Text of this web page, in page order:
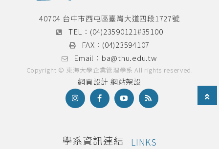
經歷的人才，分別是：具有實習經歷、
海外交換學生，與創新創業人才。學長
表示，有實習經驗的同學在進入職場後
較能快速掌握工作事項，並且曾經在大
公司實習過的同學更為企業所愛用；而
海外交換學生具備國際視野，對於跨國
際的業務適應能力高；若同學在學期間
內有參與創新創業比賽並且得名，也是
證明自己具備相當的能力得以在公司發
歲以前找到自己想做一輩子的工
40704 台中市西屯區臺灣大道四段1727號
TEL： (04)23590121#35100
FAX： (04)23594107
Email： ba@thu.edu.tw
Copyright © 東海大學企業管理學系 All rights reserved.
網頁設計 網站架設
學系資訊連結 LINKS